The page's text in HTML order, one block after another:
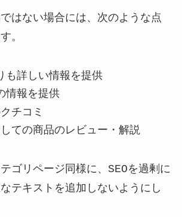
はない場合には、次のような点
。
も詳しい情報を提供
情報を提供
チコミ
ての商品のレビュー・解説
ゴリページ同様に、SEOを過剰に
テキストを追加しないようにし